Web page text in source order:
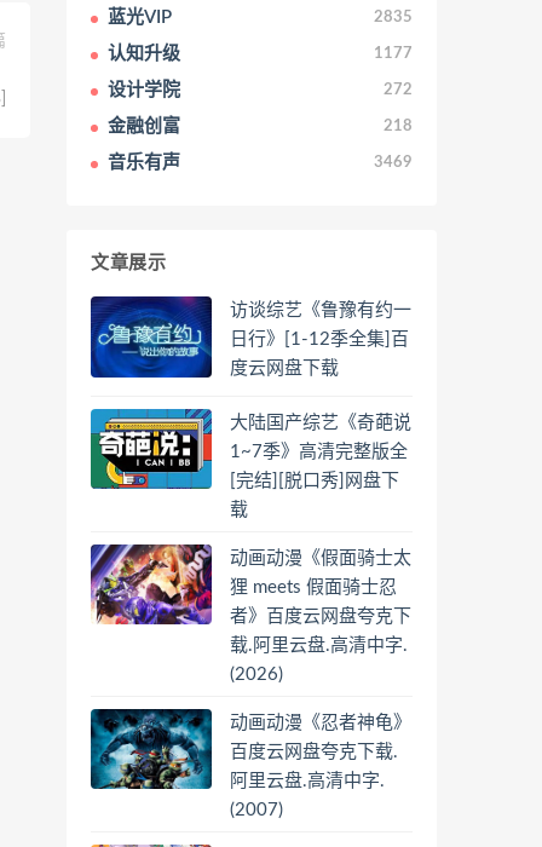
蓝光VIP 2835
认知升级 1177
设计学院 272
金融创富 218
音乐有声 3469
文章展示
访谈综艺《鲁豫有约一
日行》[1-12季全集]百
度云网盘下载
大陆国产综艺《奇葩说
1~7季》高清完整版全
[完结][脱口秀]网盘下
载
动画动漫《假面骑士太
狸 meets 假面骑士忍
者》百度云网盘夸克下
载.阿里云盘.高清中字.
(2026)
动画动漫《忍者神龟》
百度云网盘夸克下载.
阿里云盘.高清中字.
(2007)